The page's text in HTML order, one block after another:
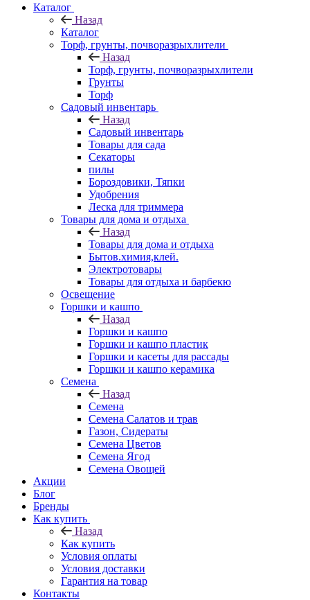
Каталог
Назад
Каталог
Торф, грунты, почворазрыхлители
Назад
Торф, грунты, почворазрыхлители
Грунты
Торф
Садовый инвентарь
Назад
Садовый инвентарь
Товары для сада
Секаторы
пилы
Бороздовики, Тяпки
Удобрения
Леска для триммера
Товары для дома и отдыха
Назад
Товары для дома и отдыха
Бытов.химия,клей.
Электротовары
Товары для отдыха и барбекю
Освещение
Горшки и кашпо
Назад
Горшки и кашпо
Горшки и кашпо пластик
Горшки и касеты для рассады
Горшки и кашпо керамика
Семена
Назад
Семена
Семена Салатов и трав
Газон, Сидераты
Семена Цветов
Семена Ягод
Семена Овощей
Акции
Блог
Бренды
Как купить
Назад
Как купить
Условия оплаты
Условия доставки
Гарантия на товар
Контакты